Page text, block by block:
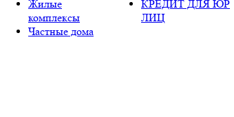
Жилые
комплексы
Частные дома
КРЕДИТ ДЛЯ ЮР
ЛИЦ